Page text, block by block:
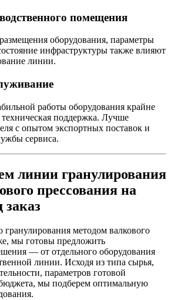
помещения
оборудования, параметры
инфраструктуры также влияют
линии.
работы оборудования крайне
поддержка. Лучше
с опытом экспортных поставок и
сервиса.
линии гранулирования
прессования на
заказ
методом валкового
мы готовы предложить
— от отдельного оборудования
линии. Исходя из типа сырья,
параметров готовой
мы подберем оптимальную